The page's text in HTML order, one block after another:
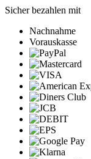
Sicher bezahlen mit
Nachnahme
Vorauskasse